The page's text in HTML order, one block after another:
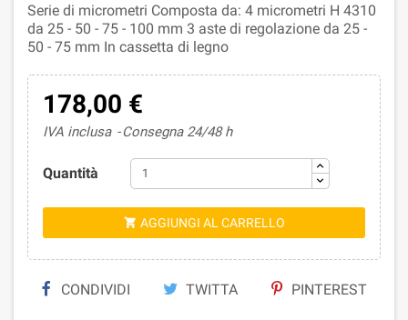
Serie di micrometri Composta da: 4 micrometri H 4310
da 25 - 50 - 75 - 100 mm 3 aste di regolazione da 25 -
50 - 75 mm In cassetta di legno
178,00 €
IVA inclusa Consegna 24/48 h
Quantità
 AGGIUNGI AL CARRELLO
CONDIVIDI TWITTA PINTEREST